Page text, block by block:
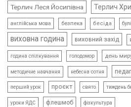
Терлич Леся Йосипівна Терлич
англійська мова безпека бесіда
виховна година виховний захід
година спілкування голодомор день
методичне навчання небесна сотня
перший урок проєкт свято тиждень
уроки ЯДС флешмоб фізкультура